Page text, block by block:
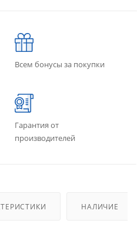
Всем бонусы за покупки
Гарантия от
производителей
НАЛИЧИЕ